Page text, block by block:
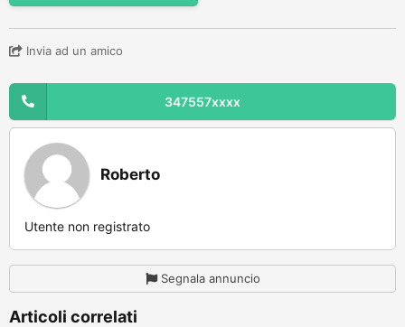
Invia ad un amico
347557xxxx
Roberto
Utente non registrato
Segnala annuncio
Articoli correlati